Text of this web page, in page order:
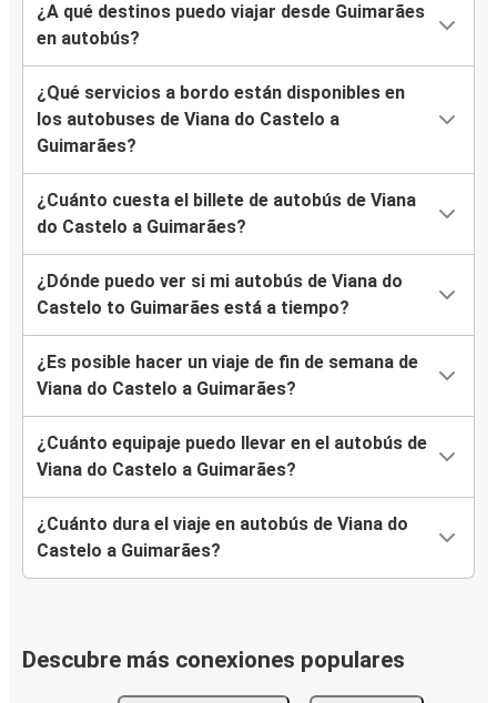
¿A qué destinos puedo viajar desde Guimarães
en autobús?
¿Qué servicios a bordo están disponibles en
los autobuses de Viana do Castelo a
Guimarães?
¿Cuánto cuesta el billete de autobús de Viana
do Castelo a Guimarães?
¿Dónde puedo ver si mi autobús de Viana do
Castelo to Guimarães está a tiempo?
¿Es posible hacer un viaje de fin de semana de
Viana do Castelo a Guimarães?
¿Cuánto equipaje puedo llevar en el autobús de
Viana do Castelo a Guimarães?
¿Cuánto dura el viaje en autobús de Viana do
Castelo a Guimarães?
Descubre más conexiones populares